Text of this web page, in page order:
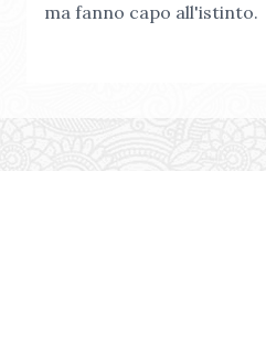
ma fanno capo all'istinto.